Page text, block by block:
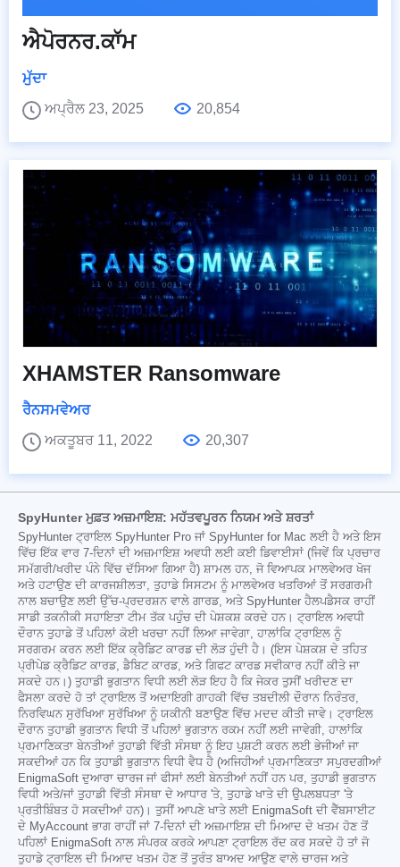
ਐਪੋਰਨਰ.ਕਾੱਮ
ਮੁੱਦਾ
ਅਪ੍ਰੈਲ 23, 2025
20,854
XHAMSTER Ransomware
ਰੈਨਸਮਵੇਅਰ
ਅਕਤੂਬਰ 11, 2022
20,307
SpyHunter ਮੁਫ਼ਤ ਅਜ਼ਮਾਇਸ਼: ਮਹੱਤਵਪੂਰਨ ਨਿਯਮ ਅਤੇ ਸ਼ਰਤਾਂ
SpyHunter ਟ੍ਰਾਇਲ SpyHunter Pro ਜਾਂ SpyHunter for Mac ਲਈ ਹੈ ਅਤੇ ਇਸ
ਵਿੱਚ ਇੱਕ ਵਾਰ 7-ਦਿਨਾਂ ਦੀ ਅਜ਼ਮਾਇਸ਼ ਅਵਧੀ ਲਈ ਕਈ ਡਿਵਾਈਸਾਂ (ਜਿਵੇਂ ਕਿ ਪ੍ਰਚਾਰ
ਸਮੱਗਰੀ/ਖਰੀਦ ਪੰਨੇ ਵਿੱਚ ਦੱਸਿਆ ਗਿਆ ਹੈ) ਸ਼ਾਮਲ ਹਨ, ਜੋ ਵਿਆਪਕ ਮਾਲਵੇਅਰ ਖੋਜ
ਅਤੇ ਹਟਾਉਣ ਦੀ ਕਾਰਜਸ਼ੀਲਤਾ, ਤੁਹਾਡੇ ਸਿਸਟਮ ਨੂੰ ਮਾਲਵੇਅਰ ਖਤਰਿਆਂ ਤੋਂ ਸਰਗਰਮੀ
ਨਾਲ ਬਚਾਉਣ ਲਈ ਉੱਚ-ਪ੍ਰਦਰਸ਼ਨ ਵਾਲੇ ਗਾਰਡ, ਅਤੇ SpyHunter ਹੈਲਪਡੈਸਕ ਰਾਹੀਂ
ਸਾਡੀ ਤਕਨੀਕੀ ਸਹਾਇਤਾ ਟੀਮ ਤੱਕ ਪਹੁੰਚ ਦੀ ਪੇਸ਼ਕਸ਼ ਕਰਦੇ ਹਨ। ਟ੍ਰਾਇਲ ਅਵਧੀ
ਦੌਰਾਨ ਤੁਹਾਡੇ ਤੋਂ ਪਹਿਲਾਂ ਕੋਈ ਖਰਚਾ ਨਹੀਂ ਲਿਆ ਜਾਵੇਗਾ, ਹਾਲਾਂਕਿ ਟ੍ਰਾਇਲ ਨੂੰ
ਸਰਗਰਮ ਕਰਨ ਲਈ ਇੱਕ ਕ੍ਰੈਡਿਟ ਕਾਰਡ ਦੀ ਲੋੜ ਹੁੰਦੀ ਹੈ। (ਇਸ ਪੇਸ਼ਕਸ਼ ਦੇ ਤਹਿਤ
ਪ੍ਰੀਪੇਡ ਕ੍ਰੈਡਿਟ ਕਾਰਡ, ਡੈਬਿਟ ਕਾਰਡ, ਅਤੇ ਗਿਫਟ ਕਾਰਡ ਸਵੀਕਾਰ ਨਹੀਂ ਕੀਤੇ ਜਾ
ਸਕਦੇ ਹਨ।) ਤੁਹਾਡੀ ਭੁਗਤਾਨ ਵਿਧੀ ਲਈ ਲੋੜ ਇਹ ਹੈ ਕਿ ਜੇਕਰ ਤੁਸੀਂ ਖਰੀਦਣ ਦਾ
ਫੈਸਲਾ ਕਰਦੇ ਹੋ ਤਾਂ ਟ੍ਰਾਇਲ ਤੋਂ ਅਦਾਇਗੀ ਗਾਹਕੀ ਵਿੱਚ ਤਬਦੀਲੀ ਦੌਰਾਨ ਨਿਰੰਤਰ,
ਨਿਰਵਿਘਨ ਸੁਰੱਖਿਆ ਸੁਰੱਖਿਆ ਨੂੰ ਯਕੀਨੀ ਬਣਾਉਣ ਵਿੱਚ ਮਦਦ ਕੀਤੀ ਜਾਵੇ। ਟ੍ਰਾਇਲ
ਦੌਰਾਨ ਤੁਹਾਡੀ ਭੁਗਤਾਨ ਵਿਧੀ ਤੋਂ ਪਹਿਲਾਂ ਭੁਗਤਾਨ ਰਕਮ ਨਹੀਂ ਲਈ ਜਾਵੇਗੀ, ਹਾਲਾਂਕਿ
ਪ੍ਰਮਾਣਿਕਤਾ ਬੇਨਤੀਆਂ ਤੁਹਾਡੀ ਵਿੱਤੀ ਸੰਸਥਾ ਨੂੰ ਇਹ ਪੁਸ਼ਟੀ ਕਰਨ ਲਈ ਭੇਜੀਆਂ ਜਾ
ਸਕਦੀਆਂ ਹਨ ਕਿ ਤੁਹਾਡੀ ਭੁਗਤਾਨ ਵਿਧੀ ਵੈਧ ਹੈ (ਅਜਿਹੀਆਂ ਪ੍ਰਮਾਣਿਕਤਾ ਸਪੁਰਦਗੀਆਂ
EnigmaSoft ਦੁਆਰਾ ਚਾਰਜ ਜਾਂ ਫੀਸਾਂ ਲਈ ਬੇਨਤੀਆਂ ਨਹੀਂ ਹਨ ਪਰ, ਤੁਹਾਡੀ ਭੁਗਤਾਨ
ਵਿਧੀ ਅਤੇ/ਜਾਂ ਤੁਹਾਡੀ ਵਿੱਤੀ ਸੰਸਥਾ ਦੇ ਆਧਾਰ 'ਤੇ, ਤੁਹਾਡੇ ਖਾਤੇ ਦੀ ਉਪਲਬਧਤਾ 'ਤੇ
ਪ੍ਰਤੀਬਿੰਬਤ ਹੋ ਸਕਦੀਆਂ ਹਨ)। ਤੁਸੀਂ ਆਪਣੇ ਖਾਤੇ ਲਈ EnigmaSoft ਦੀ ਵੈੱਬਸਾਈਟ
ਦੇ MyAccount ਭਾਗ ਰਾਹੀਂ ਜਾਂ 7-ਦਿਨਾਂ ਦੀ ਅਜ਼ਮਾਇਸ਼ ਦੀ ਮਿਆਦ ਦੇ ਖਤਮ ਹੋਣ ਤੋਂ
ਪਹਿਲਾਂ EnigmaSoft ਨਾਲ ਸੰਪਰਕ ਕਰਕੇ ਆਪਣਾ ਟ੍ਰਾਇਲ ਰੱਦ ਕਰ ਸਕਦੇ ਹੋ ਤਾਂ ਜੋ
ਤੁਹਾਡੇ ਟ੍ਰਾਇਲ ਦੀ ਮਿਆਦ ਖਤਮ ਹੋਣ ਤੋਂ ਤੁਰੰਤ ਬਾਅਦ ਆਉਣ ਵਾਲੇ ਚਾਰਜ ਅਤੇ